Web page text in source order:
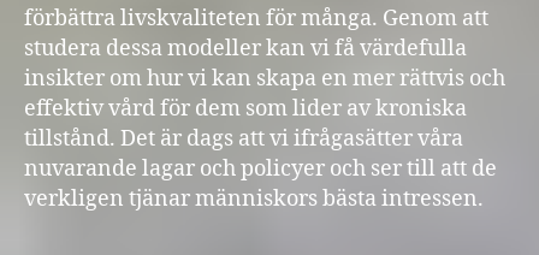
förbättra livskvaliteten för många. Genom att
studera dessa modeller kan vi få värdefulla
insikter om hur vi kan skapa en mer rättvis och
effektiv vård för dem som lider av kroniska
tillstånd. Det är dags att vi ifrågasätter våra
nuvarande lagar och policyer och ser till att de
verkligen tjänar människors bästa intressen.